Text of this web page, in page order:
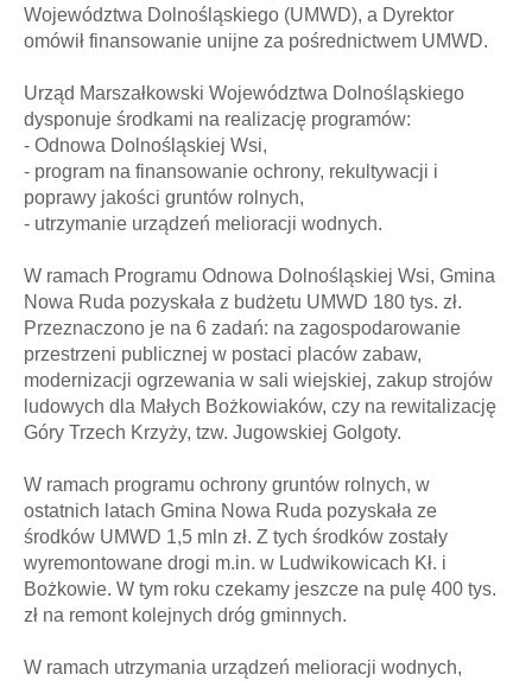
Województwa Dolnośląskiego (UMWD), a Dyrektor
omówił finansowanie unijne za pośrednictwem UMWD.
Urząd Marszałkowski Województwa Dolnośląskiego
dysponuje środkami na realizację programów:
- Odnowa Dolnośląskiej Wsi,
- program na finansowanie ochrony, rekultywacji i
poprawy jakości gruntów rolnych,
- utrzymanie urządzeń melioracji wodnych.
W ramach Programu Odnowa Dolnośląskiej Wsi, Gmina
Nowa Ruda pozyskała z budżetu UMWD 180 tys. zł.
Przeznaczono je na 6 zadań: na zagospodarowanie
przestrzeni publicznej w postaci placów zabaw,
modernizacji ogrzewania w sali wiejskiej, zakup strojów
ludowych dla Małych Bożkowiaków, czy na rewitalizację
Góry Trzech Krzyży, tzw. Jugowskiej Golgoty.
W ramach programu ochrony gruntów rolnych, w
ostatnich latach Gmina Nowa Ruda pozyskała ze
środków UMWD 1,5 mln zł. Z tych środków zostały
wyremontowane drogi m.in. w Ludwikowicach Kł. i
Bożkowie. W tym roku czekamy jeszcze na pulę 400 tys.
zł na remont kolejnych dróg gminnych.
W ramach utrzymania urządzeń melioracji wodnych,